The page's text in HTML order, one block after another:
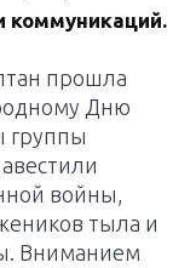
коммуникаций.
прошла
Дню
группы
войны,
тыла и
Вниманием